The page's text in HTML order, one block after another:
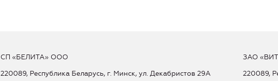
СП «БЕЛИТА» ООО
220089, Республика Беларусь, г. Минск, ул. Декабристов 29А
ЗАО
220089,